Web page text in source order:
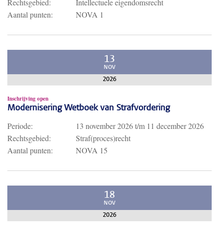
Rechtsgebied:
Intellectuele eigendomsrecht
Aantal punten:
NOVA 1
13
NOV
2026
Inschrijving open
Modernisering Wetboek van Strafvordering
Periode: 13 november 2026t/m 11 december 2026
Rechtsgebied:
Straf(proces)recht
Aantal punten:
NOVA 15
18
NOV
2026